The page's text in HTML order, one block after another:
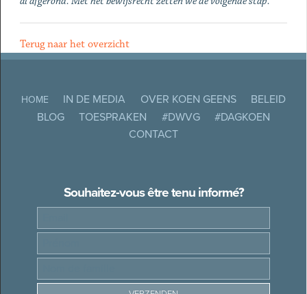
Terug naar het overzicht
HOME IN DE MEDIA OVER KOEN GEENS
BELEID
BLOG
TOESPRAKEN #DWVG
#DAGKOEN
CONTACT
Souhaitez-vous être tenu informé?